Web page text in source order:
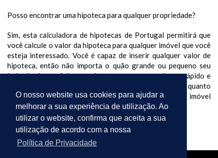
O nosso website usa cookies para ajudar a
melhorar a sua experiência de utilização. Ao
utilizar o website, confirma que aceita a sua
utilização de acordo com a nossa
Política de Privacidade
Posso encontrar uma hipoteca para qualquer propriedade?
Sim, esta calculadora de hipotecas de Portugal permitirá que
você calcule o valor da hipoteca para qualquer imóvel que você
esteja interessado. Você é capaz de inserir qualquer valor de
hipoteca, então não importa o quão grande ou pequeno seu
imóvel seja, você é capaz de ter acesso a um número rápido e
responsivo, para que você possa facilmente descobrir quanto
você terá que pagar (aproximadamente) por qualquer imóvel
em Portugal.